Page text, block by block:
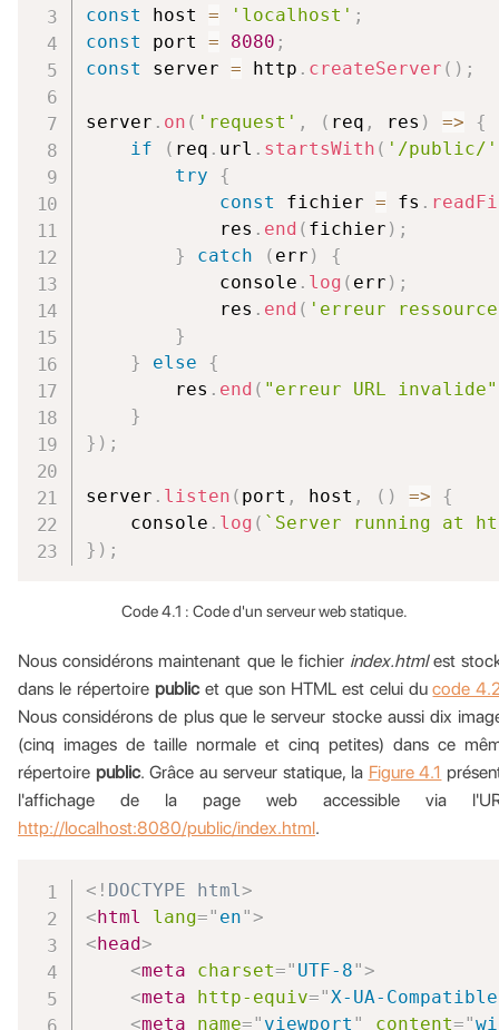
const host = 'localhost' ;
const port = 8080 ;
const server = http . createServer ( ) ;
server . on ( 'request' , ( req , res ) =>
{
if
( req . url . startsWith ( '/public/'
try
{
const fichier = fs .
            res
. end ( fichier ) ;
}
catch ( err )
{
            console
. log ( err ) ;
            res
. end ( 'erreur
}
}
else
{
        res
. end ( "erreur URL invalide"
}
} ) ;
server . listen ( port , host , ( ) =>
{
    console
. log ( ` Server running at
} ) ;
Code 4.1 : Code d'un serveur web statique.
Nous considérons maintenant que le fichier index.htmlest
dans le répertoire publicet que son HTML est celui ducode
Nous considérons de plus que le serveur stocke aussi dix
(cinq images de taille normale et cinq petites) dans ce
répertoire public. Grâce au serveur statique, la Figure 4.1
l'affichage de la page web accessible via
http://localhost:8080/public/index.html.
<! DOCTYPE html>
<html lang=" en">
<head>
<meta charset=" UTF-8">
<meta http-equiv="X-UA-Compatible
<meta name=" viewport " content="